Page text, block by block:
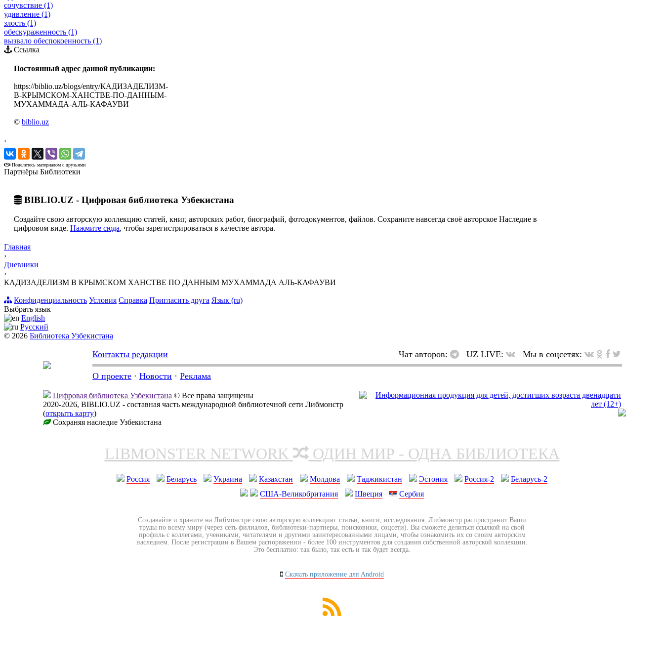
сочувствие (1)
удивление (1)
злость (1)
обескураженность (1)
вызвало обеспокоенность (1)
Ссылка
Постоянный адрес данной публикации:
https://biblio.uz/blogs/entry/КАДИЗАДЕЛИЗМ-
В-КРЫМСКОМ-ХАНСТВЕ-ПО-ДАННЫМ-
МУХАММАДА-АЛЬ-КАФАУВИ
© biblio.uz
‹
›
Поделитесь материалом с друзьями
Партнёры Библиотеки
BIBLIO.UZ - Цифровая библиотека Узбекистана
Создайте свою авторскую коллекцию статей, книг, авторских работ, биографий, фотодокументов, файлов. Сохраните навсегда своё авторское Наследие в
цифровом виде. Нажмите сюда, чтобы зарегистрироваться в качестве автора.
Главная
›
Дневники
›
КАДИЗАДЕЛИЗМ В КРЫМСКОМ ХАНСТВЕ ПО ДАННЫМ МУХАММАДА АЛЬ-КАФАУВИ
Конфиденциальность Условия Справка Пригласить друга Язык (ru)
Выбрать язык
English
Русский
© 2026 Библиотека Узбекистана
Контакты редакции Чат авторов: UZ LIVE: Мы в соцсетях:
О проекте · Новости · Реклама
Цифровая библиотека Узбекистана © Все права защищены
2020-2026, BIBLIO.UZ - составная часть международной библиотечной сети Либмонстр
(открыть карту)
Сохраняя наследие Узбекистана
LIBMONSTER NETWORK ОДИН МИР - ОДНА БИБЛИОТЕКА
Россия Беларусь Украина Казахстан Молдова Таджикистан Эстония Россия-2
Беларусь-2
США-Великобритания
Швеция Сербия
Создавайте и храните на Либмонстре свою авторскую коллекцию: статьи, книги, исследования. Либмонстр распространит Ваши
труды по всему миру (через сеть филиалов, библиотеки-партнеры, поисковики, соцсети). Вы сможете делиться ссылкой на свой
профиль с коллегами, учениками, читателями и другими заинтересованными лицами, чтобы ознакомить их со своим авторским
наследием. После регистрации в Вашем распоряжении - более 100 инструментов для создания собственной авторской коллекции.
Это бесплатно: так было, так есть и так будет всегда.
Скачать приложение для Android